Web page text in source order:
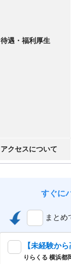
待遇・福利厚生
アクセスについて
すぐに
まとめ
りらくる 横浜都